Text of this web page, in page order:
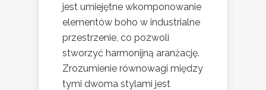
jest umiejętne wkomponowanie
elementów boho w industrialne
przestrzenie, co pozwoli
stworzyć harmonijną aranżację.
Zrozumienie równowagi między
tymi dwoma stylami jest